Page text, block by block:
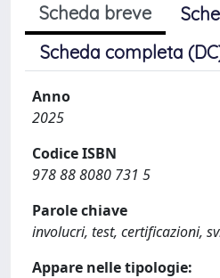
Scheda breve
Scheda completa
Anno
2025
Codice ISBN
978 88 8080 731 5
Parole chiave
involucri, test, certificazioni,
Appare nelle tipologie: